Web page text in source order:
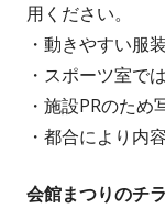
用ください。
・動きやすい服
・スポーツ室で
・施設PRのため
・都合により内
会館まつりのチ